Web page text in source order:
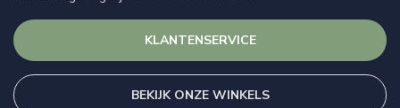
KLANTENSERVICE
BEKIJK ONZE WINKELS